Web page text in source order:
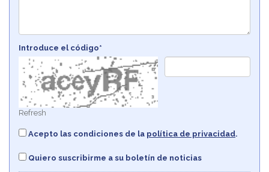
Introduce el código*
Refresh
Acepto las condiciones de la política de privacidad.
Quiero suscribirme a su boletín de noticias